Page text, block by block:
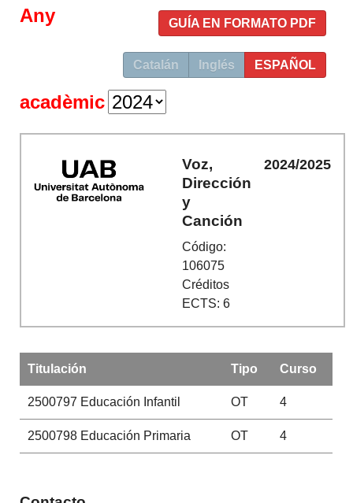
GUÍA EN FORMATO PDF
Catalán Inglés ESPAÑOL
Any
acadèmic
Voz,
Dirección
y
Canción
Código:
106075
Créditos
ECTS: 6
2024/2025
Titulación Tipo Curso
2500797 Educación Infantil OT 4
2500798Educación Primaria OT 4